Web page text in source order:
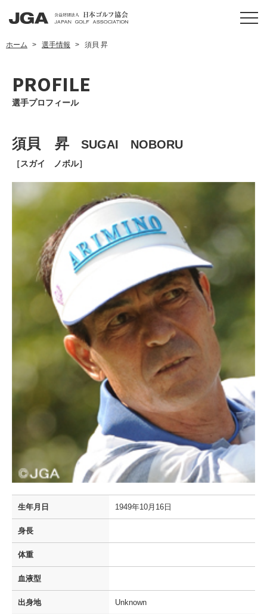
ホーム 選手情報 須貝 昇
PROFILE
選手プロフィール
須貝 昇 SUGAI NOBORU
［スガイ ノボル］
生年月日 1949年10月16日
身長
体重
血液型
出身地 Unknown